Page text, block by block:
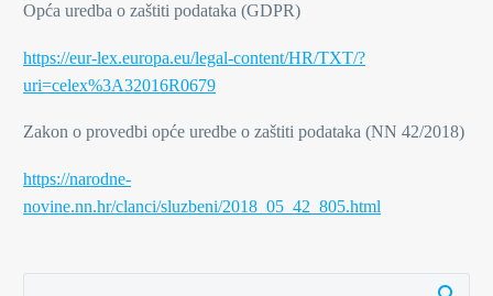
Opća uredba o zaštiti podataka (GDPR)
https://eur-lex.europa.eu/legal-content/HR/TXT/?
uri=celex%3A32016R0679
Zakon o provedbi opće uredbe o zaštiti podataka (NN 42/2018)
https://narodne-
novine.nn.hr/clanci/sluzbeni/2018_05_42_805.html